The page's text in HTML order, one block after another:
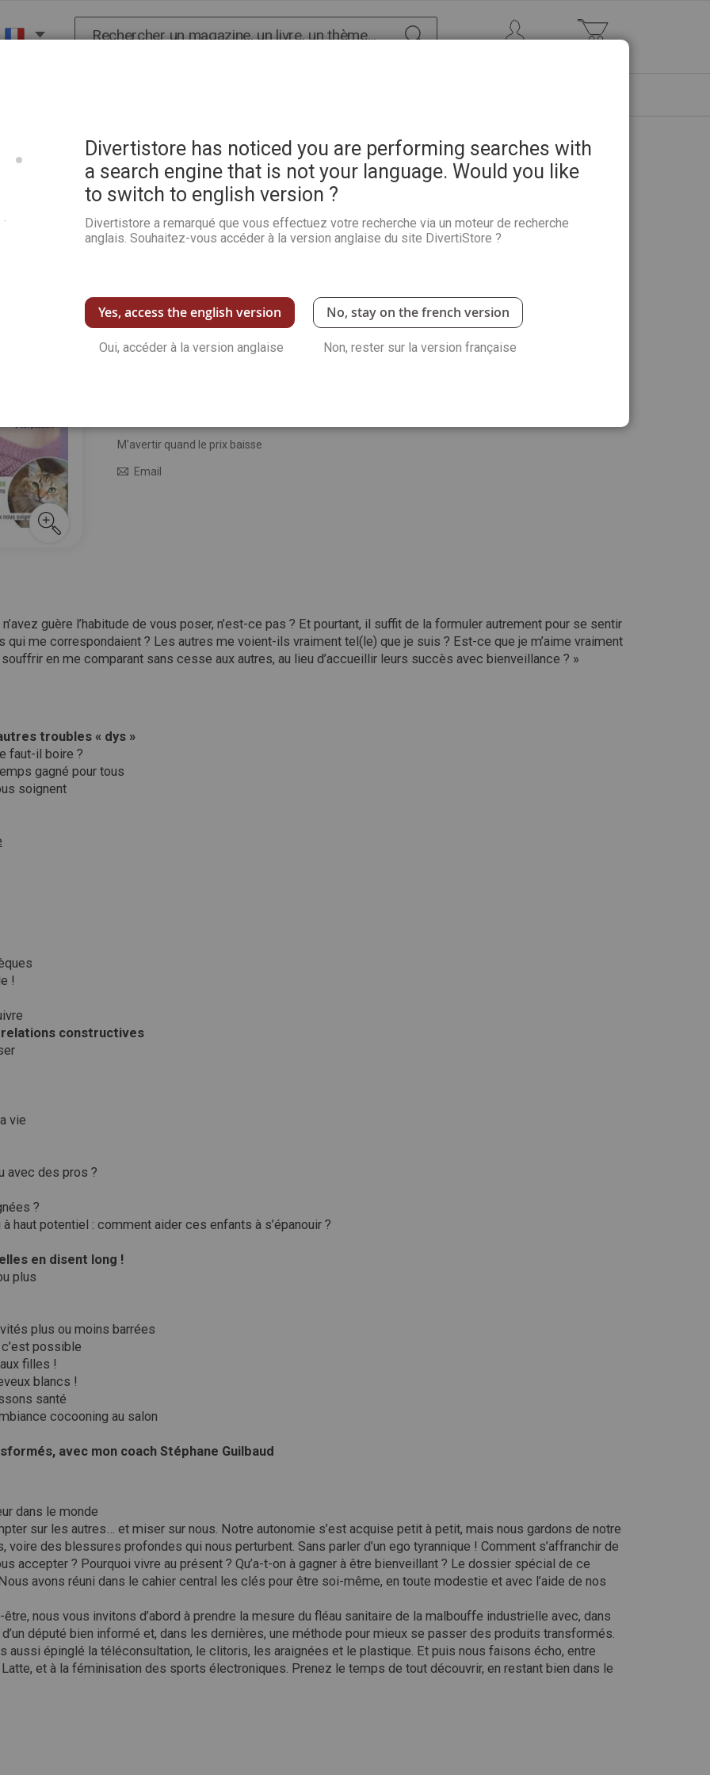
même ?
Tout Savoir Bien-Être n°6 - Et si j'osais être moi-même ?
Soyez le premier à commenter ce produit
164 pages pour enfin oser être soi-même.
Voir plus de détails
M’avertir quand le prix baisse
Email
guère l’habitude de vous poser, n’est-ce pas ? Et pourtant, il suffit de la formuler autrement pour se sentir
qui me correspondaient ? Les autres me voient-ils vraiment tel(le) que je suis ? Est-ce que je m’aime vraiment
en me comparant sans cesse aux autres, au lieu d’accueillir leurs succès avec bienveillance ? »
troubles « dys »
faut-il boire ?
gagné pour tous
soignent
!
constructives
vie
avec des pros ?
?
haut potentiel : comment aider ces enfants à s’épanouir ?
en disent long !
plus
plus ou moins barrées
possible
filles !
blancs !
santé
cocooning au salon
avec mon coach Stéphane Guilbaud
dans le monde
sur les autres… et miser sur nous. Notre autonomie s’est acquise petit à petit, mais nous gardons de notre
des blessures profondes qui nous perturbent. Sans parler d’un ego tyrannique ! Comment s’affranchir de
accepter ? Pourquoi vivre au présent ? Qu’a-t-on à gagner à être bienveillant ? Le dossier spécial de ce
avons réuni dans le cahier central les clés pour être soi-même, en toute modestie et avec l’aide de nos
nous vous invitons d’abord à prendre la mesure du fléau sanitaire de la malbouffe industrielle avec, dans
député bien informé et, dans les dernières, une méthode pour mieux se passer des produits transformés.
aussi épinglé la téléconsultation, le clitoris, les araignées et le plastique. Et puis nous faisons écho, entre
et à la féminisation des sports électroniques. Prenez le temps de tout découvrir, en restant bien dans le
Divertistore has noticed you are performing searches with
a search engine that is not your language. Would you like
to switch to english version ?
Divertistore a remarqué que vous effectuez votre recherche via un moteur de recherche
anglais. Souhaitez-vous accéder à la version anglaise du site DivertiStore ?
Yes, access the english version
Oui, accéder à la version anglaise
No, stay on the french version
Non, rester sur la version française